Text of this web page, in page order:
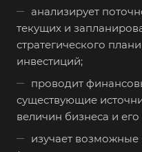
анализирует
текущих и
стратегического
инвестиций;
проводит
существующие
величин бизнеса и
изучает
Выберите ваш